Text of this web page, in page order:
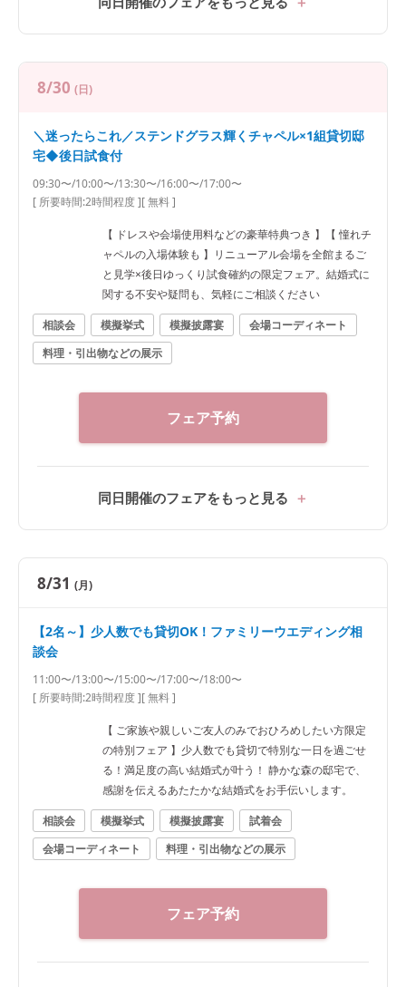
8/30 (日)
＼迷ったらこれ／ステンドグラス輝くチャペル×1組貸切邸
宅◆後日試食付
09:30〜/10:00〜/13:30〜/16:00〜/17:00〜
[ 所要時間:2時間程度][ 無料 ]
【 ドレスや会場使用料などの豪華特典つき 】【 憧れチ
ャペルの入場体験も 】リニューアル会場を全館まるご
と見学×後日ゆっくり試食確約の限定フェア。結婚式に
関する不安や疑問も、気軽にご相談ください
相談会
模擬挙式 模擬披露宴
会場コーディネート
料理・引出物などの展示
フェア予約
同日開催のフェアをもっと見る
8/31 (月)
【2名～】少人数でも貸切OK！ファミリーウエディング相
談会
11:00〜/13:00〜/15:00〜/17:00〜/18:00〜
[ 所要時間:2時間程度][ 無料 ]
【 ご家族や親しいご友人のみでおひろめしたい方限定
の特別フェア 】少人数でも貸切で特別な一日を過ごせ
る！満足度の高い結婚式が叶う！ 静かな森の邸宅で、
感謝を伝えるあたたかな結婚式をお手伝いします。
相談会
模擬挙式 模擬披露宴
試着会
会場コーディネート
料理・引出物などの展示
フェア予約